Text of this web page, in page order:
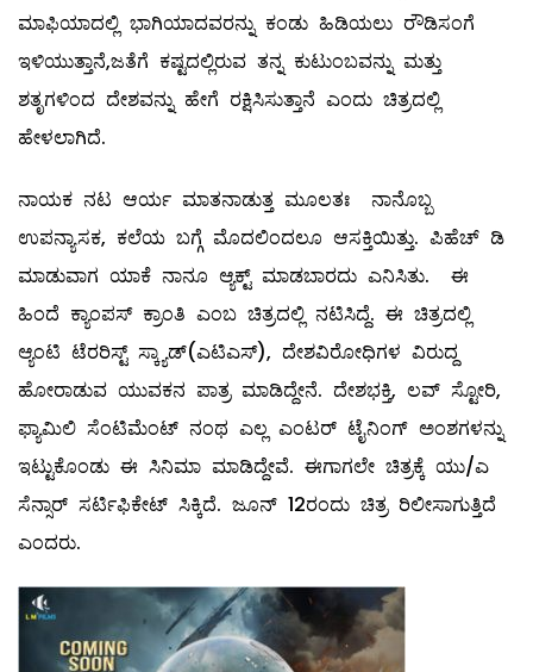
ಮಾಫಿಯಾದಲ್ಲಿ ಭಾಗಿಯಾದವರನ್ನು ಕಂಡು ಹಿಡಿಯಲು ರೌಡಿಸಂಗೆ
ಇಳಿಯುತ್ತಾನೆ,ಜತೆಗೆ ಕಷ್ಟದಲ್ಲಿರುವ ತನ್ನ ಕುಟುಂಬವನ್ನು ಮತ್ತು
ಶತೃಗಳಿಂದ ದೇಶವನ್ನು ಹೇಗೆ ರಕ್ಷಿಸಿಸುತ್ತಾನೆ ಎಂದು ಚಿತ್ರದಲ್ಲಿ
ಹೇಳಲಾಗಿದೆ.
ನಾಯಕ ನಟ ಆರ್ಯ ಮಾತನಾಡುತ್ತ ಮೂಲತಃ ನಾನೊಬ್ಬ
ಉಪನ್ಯಾಸಕ, ಕಲೆಯ ಬಗ್ಗೆ ಮೊದಲಿಂದಲೂ ಆಸಕ್ತಿಯಿತ್ತು. ಪಿಹೆಚ್ ಡಿ
ಮಾಡುವಾಗ ಯಾಕೆ ನಾನೂ ಆ್ಯಕ್ಟ್ ಮಾಡಬಾರದು ಎನಿಸಿತು. ಈ
ಹಿಂದೆ ಕ್ಯಾಂಪಸ್ ಕ್ರಾಂತಿ ಎಂಬ ಚಿತ್ರದಲ್ಲಿ ನಟಿಸಿದ್ದೆ. ಈ ಚಿತ್ರದಲ್ಲಿ
ಆ್ಯಂಟಿ ಟೆರರಿಸ್ಟ್ ಸ್ಕ್ಯಾಡ್(ಎಟಿಎಸ್), ದೇಶವಿರೋಧಿಗಳ ವಿರುದ್ದ
ಹೋರಾಡುವ ಯುವಕನ ಪಾತ್ರ ಮಾಡಿದ್ದೇನೆ. ದೇಶಭಕ್ತಿ, ಲವ್ ಸ್ಟೋರಿ,
ಫ್ಯಾಮಿಲಿ ಸೆಂಟಿಮೆಂಟ್ ನಂಥ ಎಲ್ಲ ಎಂಟರ್ ಟೈನಿಂಗ್ ಅಂಶಗಳನ್ನು
ಇಟ್ಟುಕೊಂಡು ಈ ಸಿನಿಮಾ ಮಾಡಿದ್ದೇವೆ. ಈಗಾಗಲೇ ಚಿತ್ರಕ್ಕೆ ಯು/ಎ
ಸೆನ್ಸಾರ್ ಸರ್ಟಿಫಿಕೇಟ್ ಸಿಕ್ಕಿದೆ. ಜೂನ್ 12ರಂದು ಚಿತ್ರ ರಿಲೀಸಾಗುತ್ತಿದೆ
ಎಂದರು.